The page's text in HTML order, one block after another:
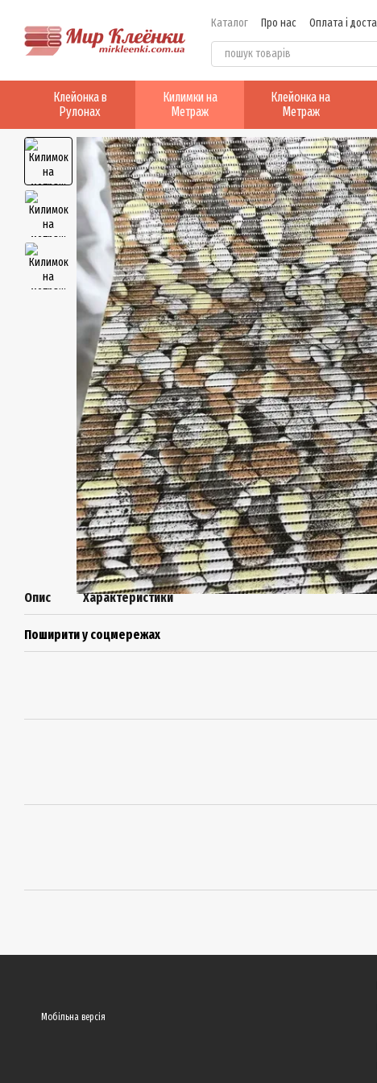
Каталог Про нас Оплата і
Клейонка в
Рулонах
Килимки на
Метраж
Клейонка на
Метраж
Опис Характеристики
Поширити у соцмережах
Мобільна версія